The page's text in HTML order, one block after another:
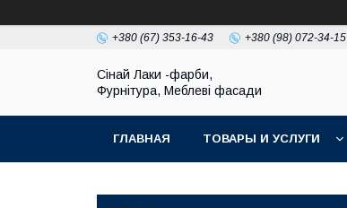
+380 (67) 353-16-43 +380 (98) 072-34-15
Сінай Лаки -фарби,
Фурнітура, Меблеві фасади
ГЛАВНАЯ ТОВАРЫ И УСЛУГИ